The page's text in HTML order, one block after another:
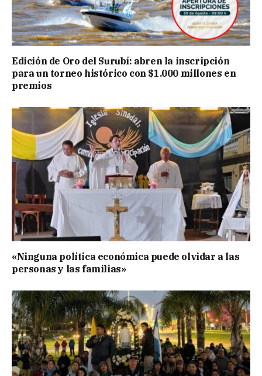
Edición de Oro del Surubí: abren la inscripción
para un torneo histórico con $1.000 millones en
premios
«Ninguna política económica puede olvidar a las
personas y las familias»